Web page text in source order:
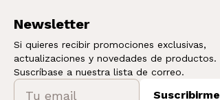
Newsletter
Si quieres recibir promociones exclusivas,
actualizaciones y novedades de productos.
Suscríbase a nuestra lista de correo.
Suscribirme